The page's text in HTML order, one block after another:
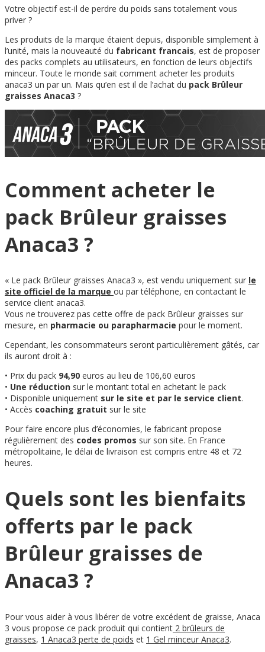
Votre objectif est-il de perdre du poids sans totalement vous
priver ?
Les produits de la marque étaient depuis, disponible simplement à
l’unité, mais la nouveauté du fabricant francais, est de proposer
des packs complets au utilisateurs, en fonction de leurs objectifs
minceur. Toute le monde sait comment acheter les produits
anaca3 un par un. Mais qu’en est il de l’achat du pack Brûleur
graisses Anaca3 ?
Comment acheter le
pack Brûleur graisses
Anaca3 ?
« Le pack Brûleur graisses Anaca3 », est vendu uniquement sur le
site officiel de la marque ou par téléphone, en contactant le
service client anaca3.
Vous ne trouverez pas cette offre de pack Brûleur graisses sur
mesure, en pharmacie ou parapharmacie pour le moment.
Cependant, les consommateurs seront particulièrement gâtés, car
ils auront droit à :
• Prix du pack 94,90 euros au lieu de 106,60 euros
• Une réduction sur le montant total en achetant le pack
• Disponible uniquement sur le site et par le service client.
• Accès coaching gratuit sur le site
Pour faire encore plus d’économies, le fabricant propose
régulièrement des codes promos sur son site. En France
métropolitaine, le délai de livraison est compris entre 48 et 72
heures.
Quels sont les bienfaits
offerts par le pack
Brûleur graisses de
Anaca3 ?
Pour vous aider à vous libérer de votre excédent de graisse, Anaca
3 vous propose ce pack produit qui contient 2 brûleurs de
graisses, 1 Anaca3 perte de poids et 1 Gel minceur Anaca3.